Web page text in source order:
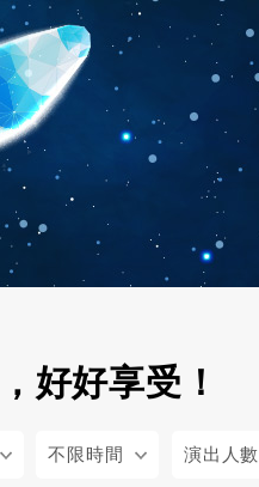
敲表演
好好享受！
不限時間 演出人數